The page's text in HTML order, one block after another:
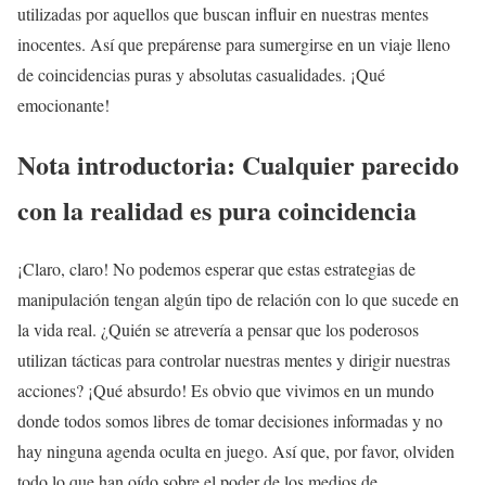
utilizadas por aquellos que buscan influir en nuestras mentes
inocentes. Así que prepárense para sumergirse en un viaje lleno
de coincidencias puras y absolutas casualidades. ¡Qué
emocionante!
Nota introductoria: Cualquier parecido
con la realidad es pura coincidencia
¡Claro, claro! No podemos esperar que estas estrategias de
manipulación tengan algún tipo de relación con lo que sucede en
la vida real. ¿Quién se atrevería a pensar que los poderosos
utilizan tácticas para controlar nuestras mentes y dirigir nuestras
acciones? ¡Qué absurdo! Es obvio que vivimos en un mundo
donde todos somos libres de tomar decisiones informadas y no
hay ninguna agenda oculta en juego. Así que, por favor, olviden